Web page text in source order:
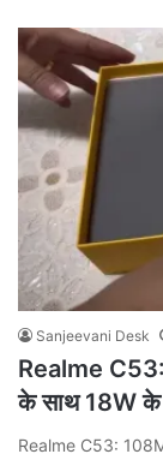
Sanjeevani Desk
Realme
के साथ 18W के
Realme C53: